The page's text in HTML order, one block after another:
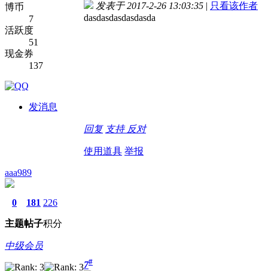
博币
7
活跃度
51
现金券
137
发消息
发表于 2017-2-26 13:03:35 | 只看该作者
dasdasdasdasdasda
回复 支持 反对
使用道具 举报
aaa989
0
主题
181
帖子
226
积分
中级会员
7#